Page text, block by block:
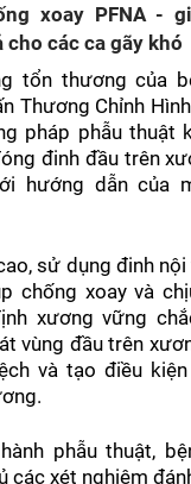
xoay PFNA -
các ca gãy khó
tổn thương của
Thương Chỉnh
pháp phẫu thuật
đinh đầu trên
hướng dẫn của
sử dụng đinh
chống xoay và
xương vững
vùng đầu trên
và tạo điều
phẫu thuật,
các xét nghiệm